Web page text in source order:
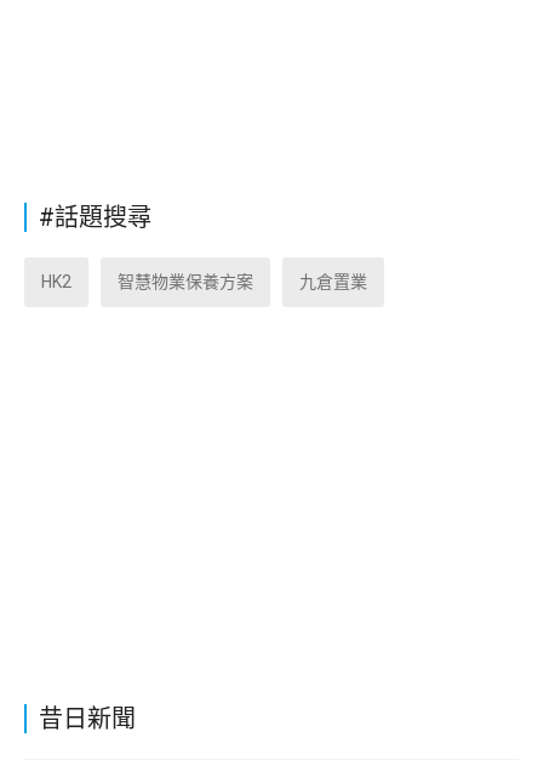
昔日新聞
#話題搜尋
HK2 智慧物業保養方案 九倉置業